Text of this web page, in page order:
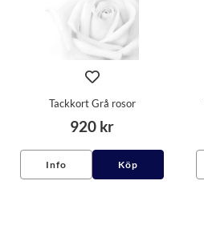
Tackkort Grå rosor
920 kr
Info Köp